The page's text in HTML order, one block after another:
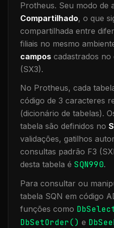
Protheus. Seu modo de
Compartilhado, o que
compartilhada entre
filiais no mesmo
campos cadastrados no
(SX3).
No Protheus, cada
código de 3 caracteres
(dicionário de tabelas).
tabela são definidos no
validações, gatilhos
consultas padrão F3
desta tabela é SQN990.
Para consultar ou
tabela SQN em código
funções como
DbSetOrder() e